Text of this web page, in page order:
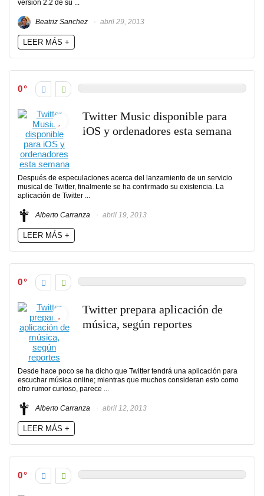
versión 2.2 de su ...
Beatriz Sanchez abril 29, 2013
LEER MÁS +
0
Twitter Music disponible para
iOS y ordenadores esta semana
Después de especulaciones acerca del lanzamiento de un servicio
musical de Twitter, finalmente se ha confirmado su existencia. La
aplicación de Twitter ...
Alberto Carranza abril 19, 2013
LEER MÁS +
0
Twitter prepara aplicación de
música, según reportes
Desde hace poco se ha dicho que Twitter tendrá una aplicación para
escuchar música online; mientras que muchos consideran esto como
otro rumor curioso, parece ...
Alberto Carranza abril 12, 2013
LEER MÁS +
0